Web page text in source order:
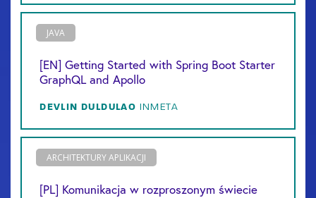
JAVA
[EN] Getting Started with Spring Boot Starter
GraphQL and Apollo
DEVLIN DULDULAO INMETA
ARCHITEKTURY APLIKACJI
[PL] Komunikacja w rozproszonym świecie